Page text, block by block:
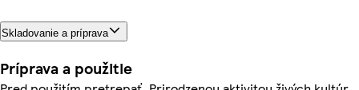
Skladovanie a príprava
Príprava a použitie